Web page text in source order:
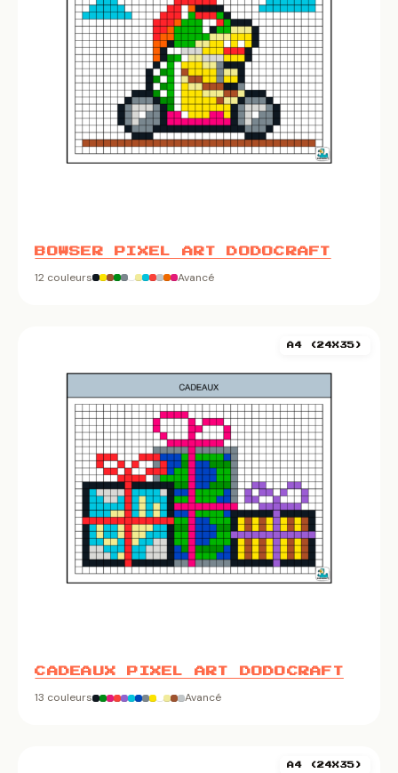
BOWSER PIXEL ART DODOCRAFT
12 couleurs Avancé
A4 (24X35)
CADEAUX PIXEL ART DODOCRAFT
13 couleurs Avancé
A4 (24X35)